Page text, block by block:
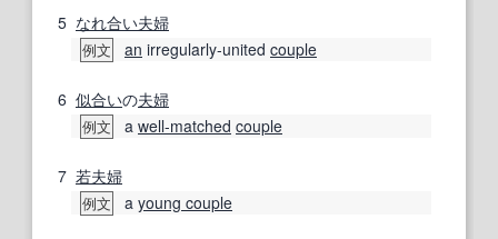
5 なれ合い夫婦
例文 an irregularly-united couple
6 似合いの夫婦
例文 a well-matched couple
7 若夫婦
例文 a young couple